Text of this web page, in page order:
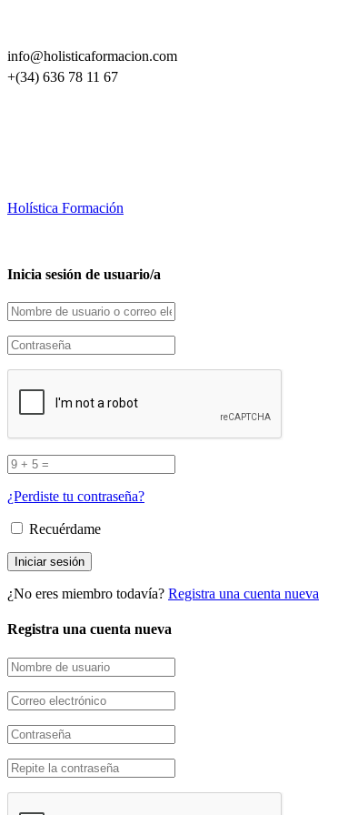
info@holisticaformacion.com
+(34) 636 78 11 67
Holística Formación
Inicia sesión de usuario/a
¿Perdiste tu contraseña?
Recuérdame
¿No eres miembro todavía? Registra una cuenta nueva
Registra una cuenta nueva